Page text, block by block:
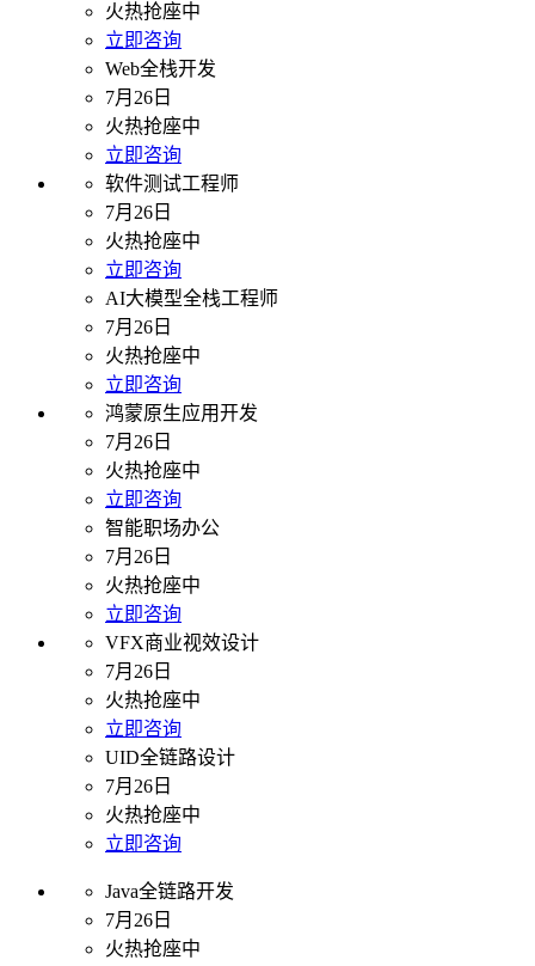
火热抢座中
立即咨询
Web全栈开发
7月26日
火热抢座中
立即咨询
软件测试工程师
7月26日
火热抢座中
立即咨询
AI大模型全栈工程师
7月26日
火热抢座中
立即咨询
鸿蒙原生应用开发
7月26日
火热抢座中
立即咨询
智能职场办公
7月26日
火热抢座中
立即咨询
VFX商业视效设计
7月26日
火热抢座中
立即咨询
UID全链路设计
7月26日
火热抢座中
立即咨询
Java全链路开发
7月26日
火热抢座中